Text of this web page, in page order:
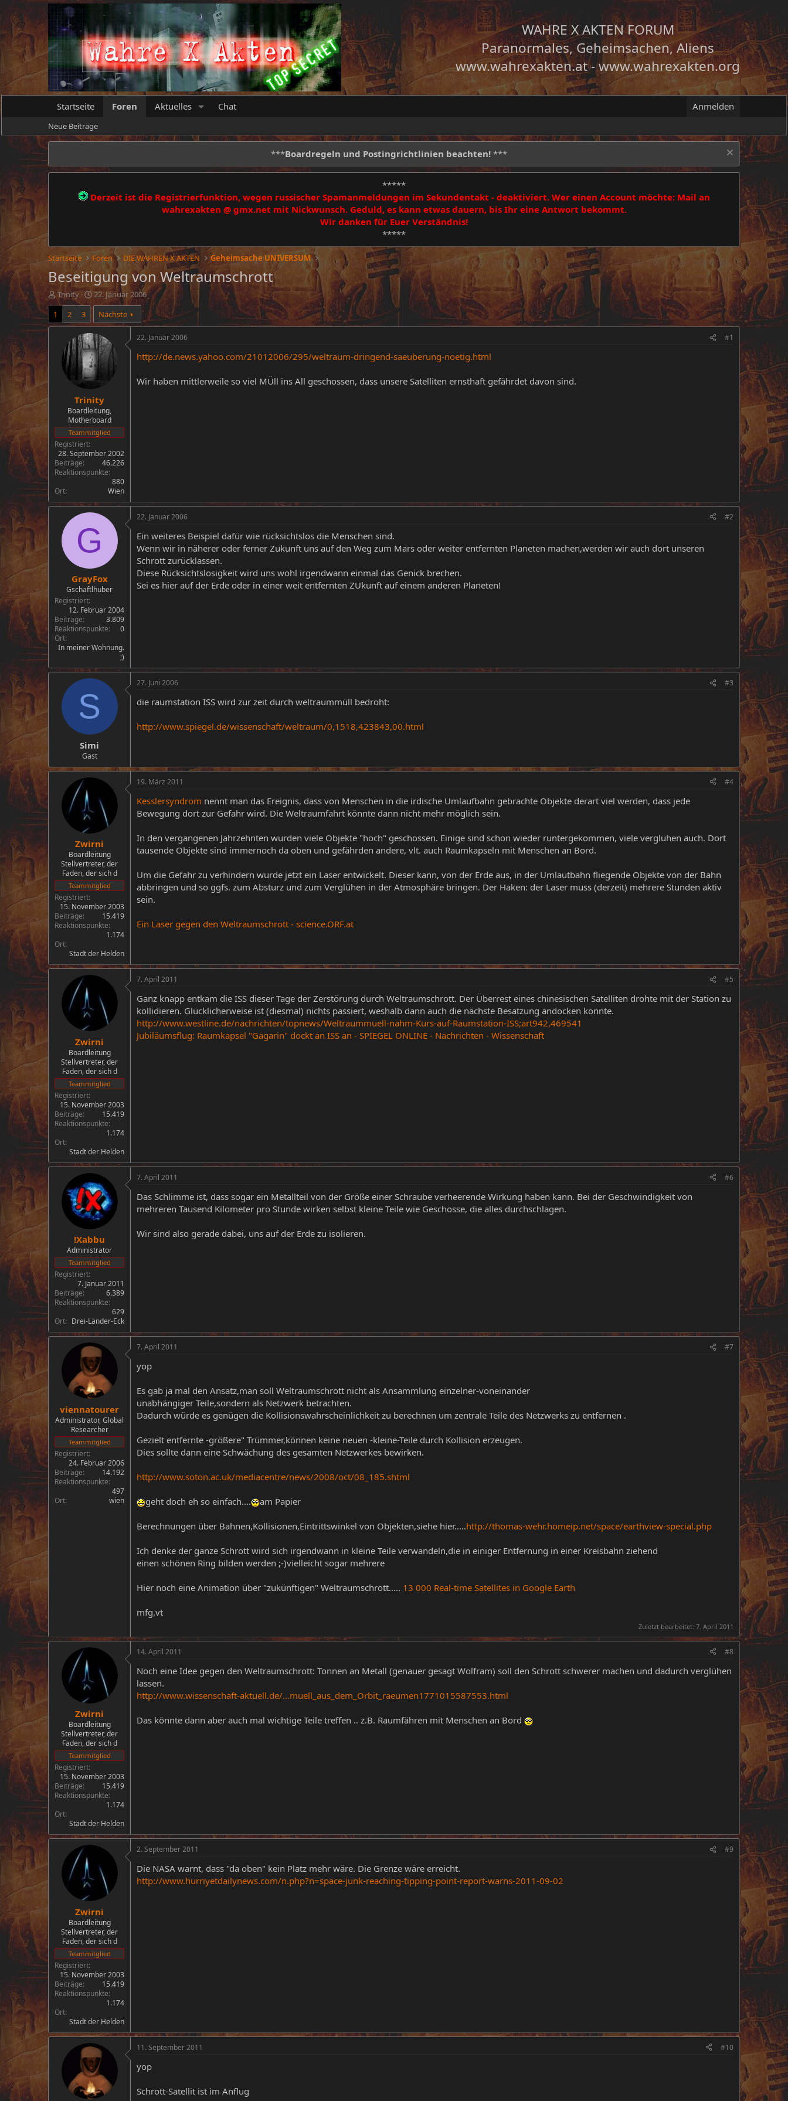
WAHRE X AKTEN FORUM
Paranormales, Geheimsachen, Aliens
www.wahrexakten.at-www.wahrexakten.org
Startseite Foren Aktuelles Chat Anmelden
Neue Beiträge
***Boardregeln und Postingrichtlinien beachten! ***
*****
Derzeit ist die Registrierfunktion, wegen russischer Spamanmeldungen im Sekundentakt - deaktiviert. Wer einen Account möchte: Mail an
wahrexakten @ gmx.net mit Nickwunsch. Geduld, es kann etwas dauern, bis Ihr eine Antwort bekommt.
Wir danken für Euer Verständnis!
*****
Startseite Foren DIE WAHREN X AKTEN Geheimsache UNIVERSUM
Beseitigung von Weltraumschrott
E
r
t
Trinity
E
r
t
e
l
l
t
a
m
22. Januar 2006
1
2 3 Nächste
Trinity
Boardleitung,
Motherboard
Teammitglied
Registriert
28. September 2002
Beiträge
46.226
Reaktionspunkte
880
Ort
Wien
22. Januar 2006 #1
http://de.news.yahoo.com/21012006/295/weltraum-dringend-saeuberung-noetig.html
Wir haben mittlerweile so viel MÜll ins All geschossen, dass unsere Satelliten ernsthaft gefährdet davon sind.
G
GrayFox
Gschaftlhuber
Registriert
12. Februar 2004
Beiträge
3.809
Reaktionspunkte
0
Ort
In meiner Wohnung.
;)
22. Januar 2006 #2
Ein weiteres Beispiel dafür wie rücksichtslos die Menschen sind.
Wenn wir in näherer oder ferner Zukunft uns auf den Weg zum Mars oder weiter entfernten Planeten machen,werden wir auch dort unseren
Schrott zurücklassen.
Diese Rücksichtslosigkeit wird uns wohl irgendwann einmal das Genick brechen.
Sei es hier auf der Erde oder in einer weit entfernten ZUkunft auf einem anderen Planeten!
S
Simi
Gast
27. Juni 2006 #3
die raumstation ISS wird zur zeit durch weltraummüll bedroht:
http://www.spiegel.de/wissenschaft/weltraum/0,1518,423843,00.html
Zwirni
Boardleitung
Stellvertreter, der
Faden, der sich d
Teammitglied
Registriert
15. November 2003
Beiträge
15.419
Reaktionspunkte
1.174
Ort
Stadt der Helden
19. März 2011 #4
Kesslersyndrom nennt man das Ereignis, dass von Menschen in die irdische Umlaufbahn gebrachte Objekte derart viel werden, dass jede
Bewegung dort zur Gefahr wird. Die Weltraumfahrt könnte dann nicht mehr möglich sein.
In den vergangenen Jahrzehnten wurden viele Objekte "hoch" geschossen. Einige sind schon wieder runtergekommen, viele verglühen auch. Dort
tausende Objekte sind immernoch da oben und gefährden andere, vlt. auch Raumkapseln mit Menschen an Bord.
Um die Gefahr zu verhindern wurde jetzt ein Laser entwickelt. Dieser kann, von der Erde aus, in der Umlautbahn fliegende Objekte von der Bahn
abbringen und so ggfs. zum Absturz und zum Verglühen in der Atmosphäre bringen. Der Haken: der Laser muss (derzeit) mehrere Stunden aktiv
sein.
Ein Laser gegen den Weltraumschrott - science.ORF.at
Zwirni
Boardleitung
Stellvertreter, der
Faden, der sich d
Teammitglied
Registriert
15. November 2003
Beiträge
15.419
Reaktionspunkte
1.174
Ort
Stadt der Helden
7. April 2011 #5
Ganz knapp entkam die ISS dieser Tage der Zerstörung durch Weltraumschrott. Der Überrest eines chinesischen Satelliten drohte mit der Station zu
kollidieren. Glücklicherweise ist (diesmal) nichts passiert, weshalb dann auch die nächste Besatzung andocken konnte.
http://www.westline.de/nachrichten/topnews/Weltraummuell-nahm-Kurs-auf-Raumstation-ISS;art942,469541
Jubiläumsflug: Raumkapsel "Gagarin" dockt an ISS an - SPIEGEL ONLINE - Nachrichten - Wissenschaft
!Xabbu
Administrator
Teammitglied
Registriert
7. Januar 2011
Beiträge
6.389
Reaktionspunkte
629
Ort
Drei-Länder-Eck
7. April 2011 #6
Das Schlimme ist, dass sogar ein Metallteil von der Größe einer Schraube verheerende Wirkung haben kann. Bei der Geschwindigkeit von
mehreren Tausend Kilometer pro Stunde wirken selbst kleine Teile wie Geschosse, die alles durchschlagen.
Wir sind also gerade dabei, uns auf der Erde zu isolieren.
viennatourer
Administrator, Global
Researcher
Teammitglied
Registriert
24. Februar 2006
Beiträge
14.192
Reaktionspunkte
497
Ort
wien
7. April 2011 #7
yop
Es gab ja mal den Ansatz,man soll Weltraumschrott nicht als Ansammlung einzelner-voneinander
unabhängiger Teile,sondern als Netzwerk betrachten.
Dadurch würde es genügen die Kollisionswahrscheinlichkeit zu berechnen um zentrale Teile des Netzwerks zu entfernen .
Gezielt entfernte -größere" Trümmer,können keine neuen -kleine-Teile durch Kollision erzeugen.
Dies sollte dann eine Schwächung des gesamten Netzwerkes bewirken.
http://www.soton.ac.uk/mediacentre/news/2008/oct/08_185.shtml
geht doch eh so einfach.... am Papier
Berechnungen über Bahnen,Kollisionen,Eintrittswinkel von Objekten,siehe hier.....http://thomas-wehr.homeip.net/space/earthview-special.php
Ich denke der ganze Schrott wird sich irgendwann in kleine Teile verwandeln,die in einiger Entfernung in einer Kreisbahn ziehend
einen schönen Ring bilden werden ;-)vielleicht sogar mehrere
Hier noch eine Animation über "zukünftigen" Weltraumschrott..... 13 000 Real-time Satellites in Google Earth
mfg.vt
Zuletzt bearbeitet: 7. April 2011
Zwirni
Boardleitung
Stellvertreter, der
Faden, der sich d
Teammitglied
Registriert
15. November 2003
Beiträge
15.419
Reaktionspunkte
1.174
Ort
Stadt der Helden
14. April 2011 #8
Noch eine Idee gegen den Weltraumschrott: Tonnen an Metall (genauer gesagt Wolfram) soll den Schrott schwerer machen und dadurch verglühen
lassen.
http://www.wissenschaft-aktuell.de/...muell_aus_dem_Orbit_raeumen1771015587553.html
Das könnte dann aber auch mal wichtige Teile treffen .. z.B. Raumfähren mit Menschen an Bord
Zwirni
Boardleitung
Stellvertreter, der
Faden, der sich d
Teammitglied
Registriert
15. November 2003
Beiträge
15.419
Reaktionspunkte
1.174
Ort
Stadt der Helden
2. September 2011 #9
Die NASA warnt, dass "da oben" kein Platz mehr wäre. Die Grenze wäre erreicht.
http://www.hurriyetdailynews.com/n.php?n=space-junk-reaching-tipping-point-report-warns-2011-09-02
11. September 2011 #10
yop
Schrott-Satellit ist im Anflug